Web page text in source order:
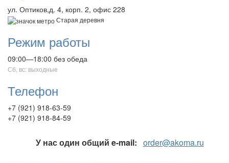
ул. Оптиков,д. 4, корп. 2, офис 228
Старая деревня
Режим работы
09:00—18:00 без обеда
Сб, вс: выходные
Телефон
+7 (921) 918-63-59
+7 (921) 918-84-59
У нас один общий e-mail: order@akoma.ru